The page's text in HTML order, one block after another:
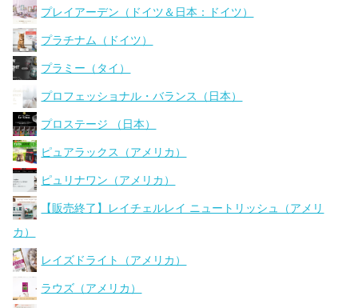
プレイアーデン（ドイツ＆日本：ドイツ）
プラチナム（ドイツ）
プラミー（タイ）
プロフェッショナル・バランス（日本）
プロステージ （日本）
ピュアラックス（アメリカ）
ピュリナワン（アメリカ）
【販売終了】レイチェルレイ ニュートリッシュ（アメリ
カ）
レイズドライト（アメリカ）
ラウズ（アメリカ）